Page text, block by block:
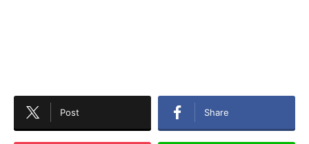
Post Share